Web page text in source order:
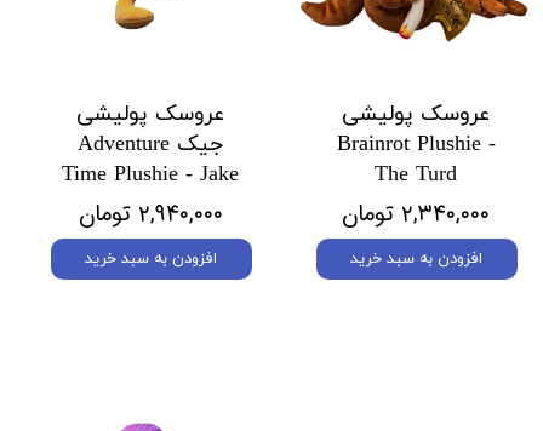
عروسک پولیشی
Brainrot Plushie -
The Turd
۲,۳۴۰,۰۰۰ تومان
افزودن به سبد خرید
عروسک پولیشی
جیک Adventure
Time Plushie - Jake
۲,۹۴۰,۰۰۰ تومان
افزودن به سبد خرید